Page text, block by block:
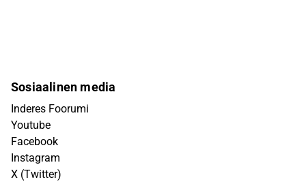
Sosiaalinen media
Inderes Foorumi
Youtube
Facebook
Instagram
X (Twitter)